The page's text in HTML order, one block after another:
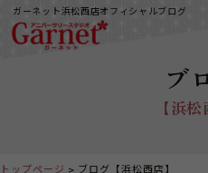
ガーネット浜松西店オフィシャルブログ
ブ
【浜松
トップページ ブログ【浜松西店】